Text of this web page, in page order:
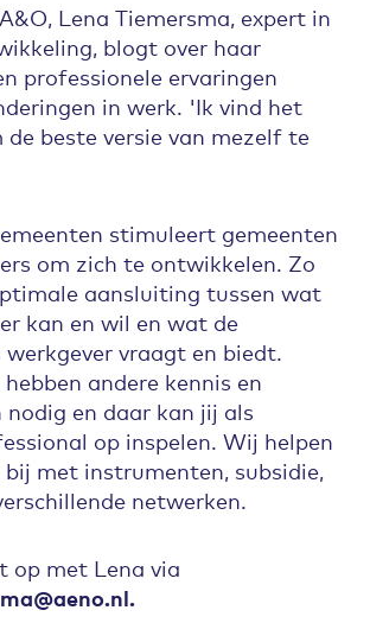
Lena Tiemersma, expert in
blogt over haar
professionele ervaringen
in werk. 'Ik vind het
beste versie van mezelf te
stimuleert gemeenten
om zich te ontwikkelen. Zo
aansluiting tussen wat
kan en wil en wat de
vraagt en biedt.
andere kennis en
nodig en daar kan jij als
op inspelen. Wij helpen
met instrumenten, subsidie,
netwerken.
op met Lena via